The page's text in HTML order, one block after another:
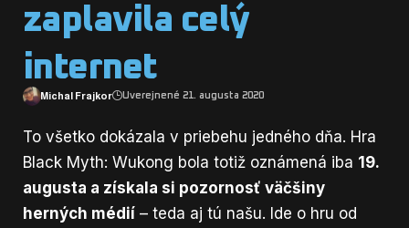
zaplavila celý
internet
Michal Frajkor Uverejnené 21. augusta 2020
To všetko dokázala v priebehu jedného dňa. Hra
Black Myth: Wukong bola totiž oznámená iba 19.
augusta a získala si pozornosť väčšiny
herných médií – teda aj tú našu. Ide o hru od